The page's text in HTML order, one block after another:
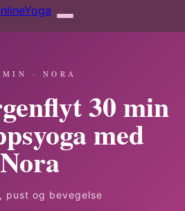
· NORA
30 min
med
Nora
og bevegelse